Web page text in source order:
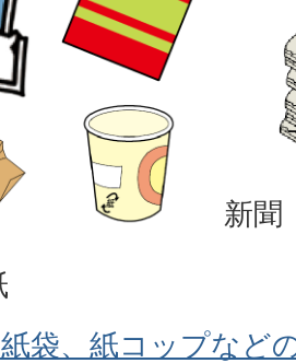
新聞
袋、紙コップなど